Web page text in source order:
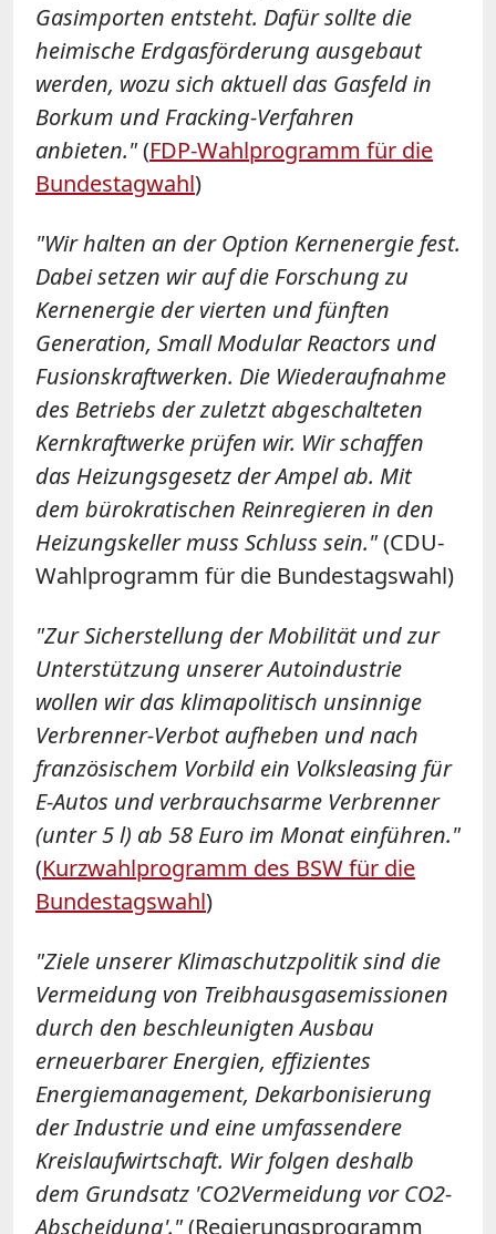
Gasimporten entsteht. Dafür sollte die
heimische Erdgasförderung ausgebaut
werden, wozu sich aktuell das Gasfeld in
Borkum und Fracking-Verfahren
anbieten."(FDP-Wahlprogramm für die
Bundestagwahl)
"Wir halten an der Option Kernenergie fest.
Dabei setzen wir auf die Forschung zu
Kernenergie der vierten und fünften
Generation, Small Modular Reactors und
Fusionskraftwerken. Die Wiederaufnahme
des Betriebs der zuletzt abgeschalteten
Kernkraftwerke prüfen wir. Wir schaffen
das Heizungsgesetz der Ampel ab. Mit
dem bürokratischen Reinregieren in den
Heizungskeller muss Schluss sein."(CDU-
Wahlprogramm für die Bundestagswahl)
"Zur Sicherstellung der Mobilität und zur
Unterstützung unserer Autoindustrie
wollen wir das klimapolitisch unsinnige
Verbrenner-Verbot aufheben und nach
französischem Vorbild ein Volksleasing für
E-Autos und verbrauchsarme Verbrenner
(unter 5 l) ab 58 Euro im Monat einführen."
(Kurzwahlprogramm des BSW für die
Bundestagswahl)
"Ziele unserer Klimaschutzpolitik sind die
Vermeidung von Treibhausgasemissionen
durch den beschleunigten Ausbau
erneuerbarer Energien, effizientes
Energiemanagement, Dekarbonisierung
der Industrie und eine umfassendere
Kreislaufwirtschaft. Wir folgen deshalb
dem Grundsatz 'CO2Vermeidung vor CO2-
Abscheidung'."(Regierungsprogramm